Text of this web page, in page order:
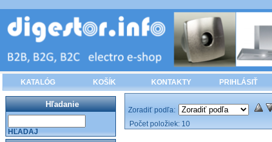
KATALÓG KOŠÍK KONTAKTY PRIHLÁSIŤ
Zoradiť podľa:
Počet položiek: 10
Hľadanie
HĽADAJ